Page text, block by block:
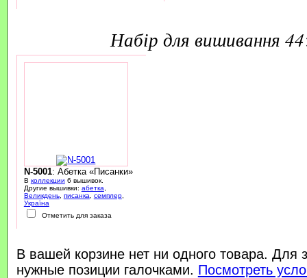
набір для вишивання
N-5001: Абетка «Писанки»
В коллекции 6 вышивок.
Другие вышивки: абетка
Великдень, писанка семплер,
Україна
Отметить для заказа
В вашей корзине нет ни одного товара. Для
нужные позиции галочками. Посмотреть